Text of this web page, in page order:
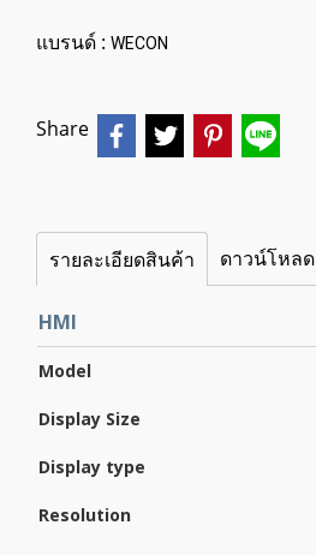
แบรนด์ : WECON
Share
รายละเอียดสินค้า ดาวน์โหลด
HMI
Model
Display Size
Display type
Resolution